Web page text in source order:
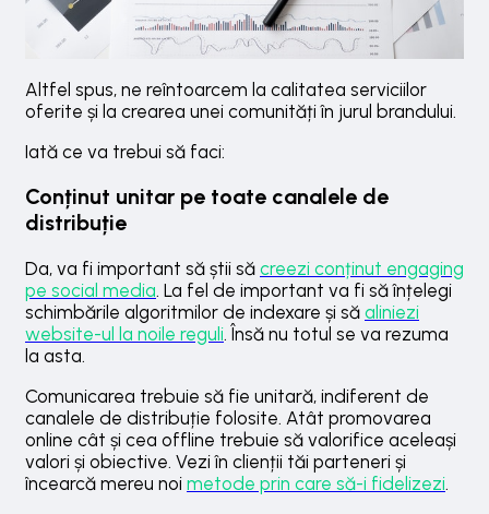
Altfel spus, ne reîntoarcem la calitatea serviciilor
oferite și la crearea unei comunități în jurul brandului.
Iată ce va trebui să faci:
Conținut unitar pe toate canalele de
distribuție
Da, va fi important să știi să creezi conținut engaging
pe social media. La fel de important va fi să înțelegi
schimbările algoritmilor de indexare și să aliniezi
website-ul la noile reguli. Însă nu totul se va rezuma
la asta.
Comunicarea trebuie să fie unitară, indiferent de
canalele de distribuție folosite. Atât promovarea
online cât și cea offline trebuie să valorifice aceleași
valori și obiective. Vezi în clienții tăi parteneri și
încearcă mereu noi metode prin care să-i fidelizezi.